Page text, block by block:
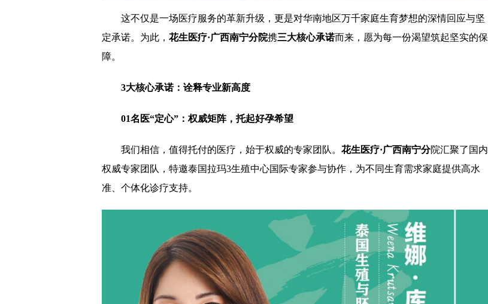
这不仅是一场医疗服务的革新升级，更是对华南地区万千家庭生育梦想的深情回应与坚
定承诺。为此， 花生医疗·广西南宁分院携三大核心承诺而来，愿为每一份渴望筑起坚实的保
障。
3大核心承诺：诠释专业新高度
01名医“定心”：权威矩阵，托起好孕希望
我们相信，值得托付的医疗，始于权威的专家团队。 花生医疗·广西南宁分院汇聚了国内
权威专家团队，特邀泰国拉玛3生殖中心国际专家参与协作，为不同生育需求家庭提供高水
准、个体化诊疗支持。